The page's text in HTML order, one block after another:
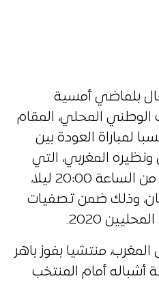
بلماضي أمسية
الوطني المحلي، المقام
لمباراة العودة بين
المغربي، التي
ستقام سهرة اليوم بداية من الساعة 20:00 ليلا،
وذلك ضمن تصفيات
2020.
منتشيا بفوز باهر
أشباله أمام المنتخب